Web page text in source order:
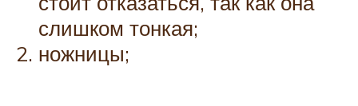
слишком тонкая;
ножницы;